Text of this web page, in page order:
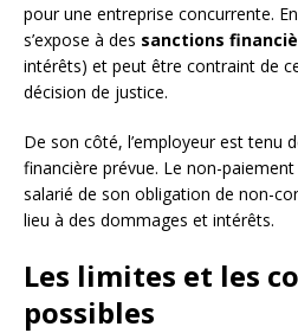
pour une entreprise concurrente.
s’expose à des sanctions
intérêts) et peut être contraint de
décision de justice.
De son côté, l’employeur est tenu
financière prévue. Le non-
salarié de son obligation de non-
lieu à des dommages et intérêts.
Les limites et les
possibles